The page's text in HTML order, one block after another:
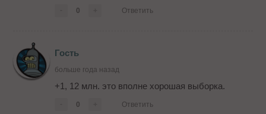
0 Ответить
Гость
больше года назад
+1, 12 млн. это вполне хорошая выборка.
0 Ответить